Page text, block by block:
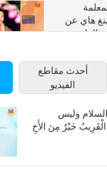
هاي عن
الرابع
هاي عن
هاي عن
أحدث مقاطع
الفيديو
وليس
خَيْرٌ مِنَ الأَخِ